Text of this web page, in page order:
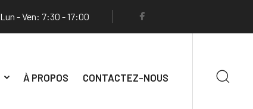
Lun - Ven: 7:30 - 17:00
À PROPOS CONTACTEZ-NOUS